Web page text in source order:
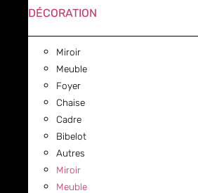
DÉCORATION
Miroir
Meuble
Foyer
Chaise
Cadre
Bibelot
Autres
Miroir
Meuble